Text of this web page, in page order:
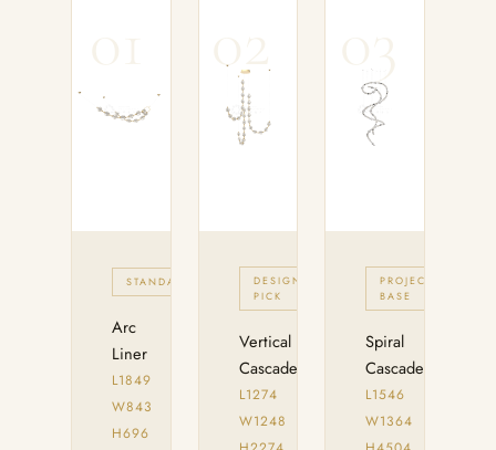
STANDARD
Arc
Liner
L1849
W843
H696
02
DESIGNER
PICK
Vertical
Cascade
L1274
W1248
PROJECT
BASE
Spiral
Cascade
L1546
W1364